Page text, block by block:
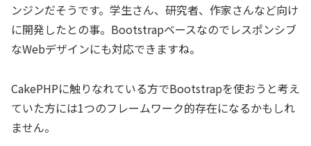
ンジンだそうです。学生さん、研究者、作家さんなど向け
に開発したとの事。Bootstrapベースなのでレスポンシブ
なWebデザインにも対応できますね。
CakePHPに触りなれている方でBootstrapを使おうと考え
ていた方には1つのフレームワーク的存在になるかもしれ
ません。